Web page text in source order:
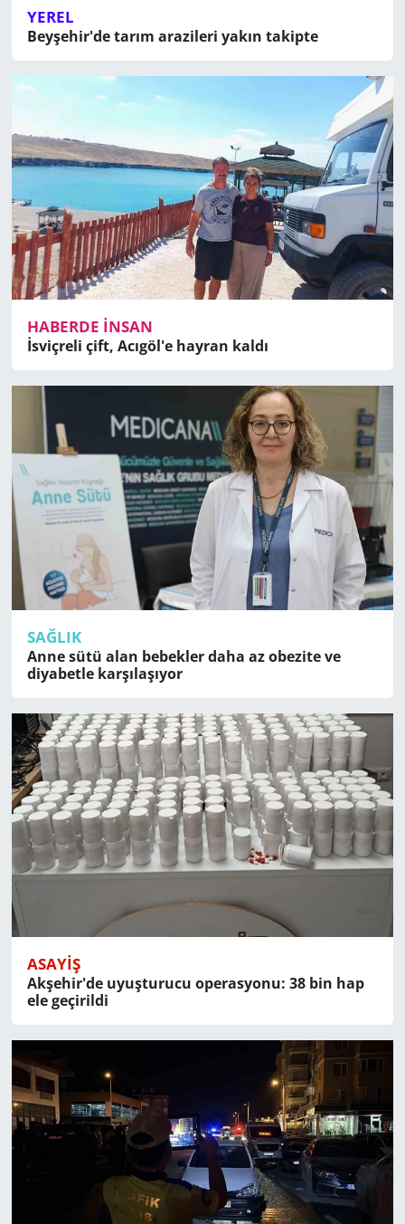
YEREL
Beyşehir'de tarım arazileri yakın takipte
HABERDE İNSAN
İsviçreli çift, Acıgöl'e hayran kaldı
SAĞLIK
Anne sütü alan bebekler daha az obezite ve
diyabetle karşılaşıyor
ASAYIŞ
Akşehir'de uyuşturucu operasyonu: 38 bin hap
ele geçirildi